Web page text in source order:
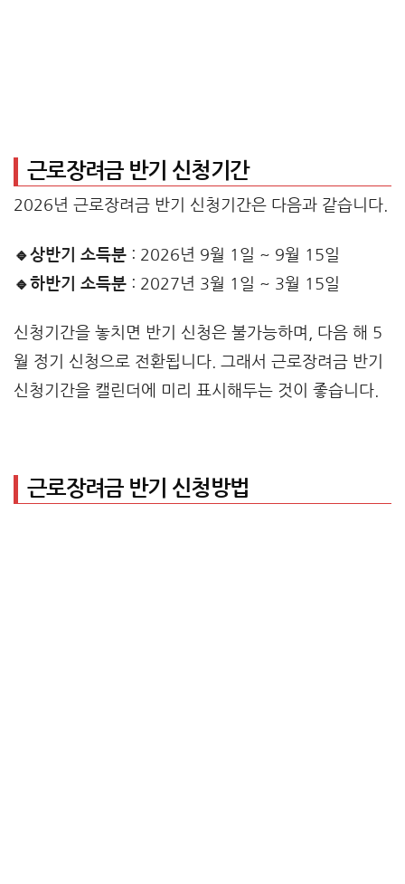
근로장려금 반기 신청기간
2026년 근로장려금 반기 신청기간은 다음과 같습니다.
🔹상반기 소득분 : 2026년 9월 1일 ~ 9월 15일
🔹하반기 소득분 : 2027년 3월 1일 ~ 3월 15일
신청기간을 놓치면 반기 신청은 불가능하며, 다음 해 5
월 정기 신청으로 전환됩니다. 그래서 근로장려금 반기
신청기간을 캘린더에 미리 표시해두는 것이 좋습니다.
근로장려금 반기 신청방법